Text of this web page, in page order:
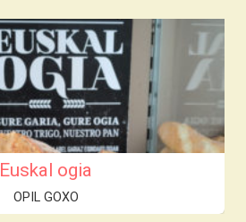
Euskal ogia
OPIL GOXO